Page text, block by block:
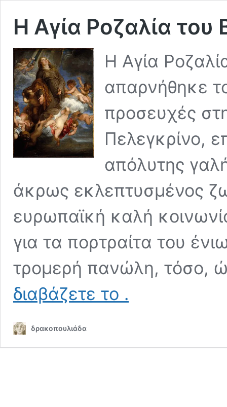
Η Αγία Ροζαλία του
Η Αγία
απαρνήθηκε
προσευχές
Πελεγκρίνο,
απόλυτης
άκρως εκλεπτυσμένος
ευρωπαϊκή καλή
για τα πορτραίτα του
τρομερή πανώλη, τόσο,
διαβάζετε το
Αγία
.
δρακοπουλιάδα